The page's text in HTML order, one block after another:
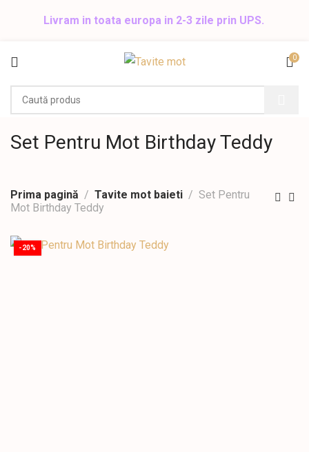
Livram in toata europa in 2-3 zile prin UPS.
0
Set Pentru Mot Birthday Teddy
Prima pagină Tavite mot baieti
Set Pentru
Mot Birthday Teddy
-20%